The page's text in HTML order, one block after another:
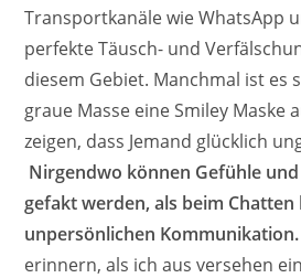
Transportkanäle wie WhatsApp
perfekte Täusch- und
diesem Gebiet. Manchmal ist es
graue Masse eine Smiley Maske
zeigen, dass Jemand glücklich
Nirgendwo können Gefühle
gefakt werden, als beim Chatten
unpersönlichen Kommunikation.
erinnern, als ich aus versehen